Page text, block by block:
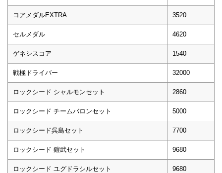
コアメダルEXTRA 3520
セルメダル 4620
ゲネシスコア 1540
戦極ドライバー 32000
ロックシード シャルモンセット 2860
ロックシード チームバロンセット 5000
ロックシード呉島セット 7700
ロックシード 鎧武セット 9680
ロックシード ユグドラシルセット 9680